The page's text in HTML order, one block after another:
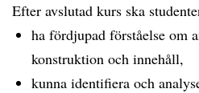
Efter avslutad kurs ska
ha fördjupad förståelse om
konstruktion och innehåll,
kunna identifiera och